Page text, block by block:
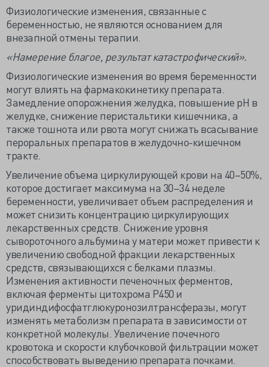
Физиологические изменения, связанные с
беременностью, не являются основанием для
внезапной отмены терапии.
«Намерение благое, результат катастрофический».
Физиологические изменения во время беременности
могут влиять на фармакокинетику препарата.
Замедление опорожнения желудка, повышение рН в
желудке, снижение перистальтики кишечника, а
также тошнота или рвота могут снижать всасывание
пероральных препаратов в желудочно-кишечном
тракте.
Увеличение объема циркулирующей крови на 40–50%,
которое достигает максимума на 30–34 неделе
беременности, увеличивает объем распределения и
может снизить концентрацию циркулирующих
лекарственных средств. Снижение уровня
сывороточного альбумина у матери может привести к
увеличению свободной фракции лекарственных
средств, связывающихся с белками плазмы.
Изменения активности печеночных ферментов,
включая ферменты цитохрома Р450 и
уридиндифосфатглюкуронозилтрансферазы, могут
изменять метаболизм препарата в зависимости от
конкретной молекулы. Увеличение почечного
кровотока и скорости клубочковой фильтрации может
способствовать выведению препарата почками.